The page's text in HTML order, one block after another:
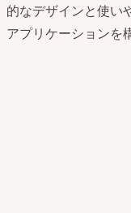
的なデザインと使い
アプリケーションを